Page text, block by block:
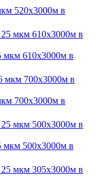
520х3000м в
мкм 610х3000м в
700х3000м в
мкм 500х3000м в